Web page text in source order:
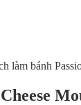
làm bánh